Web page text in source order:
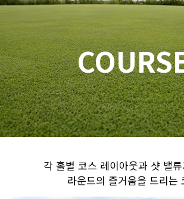
각 홀별 코스 레이아웃과 샷 밸
라운드의 즐거움을 드리는